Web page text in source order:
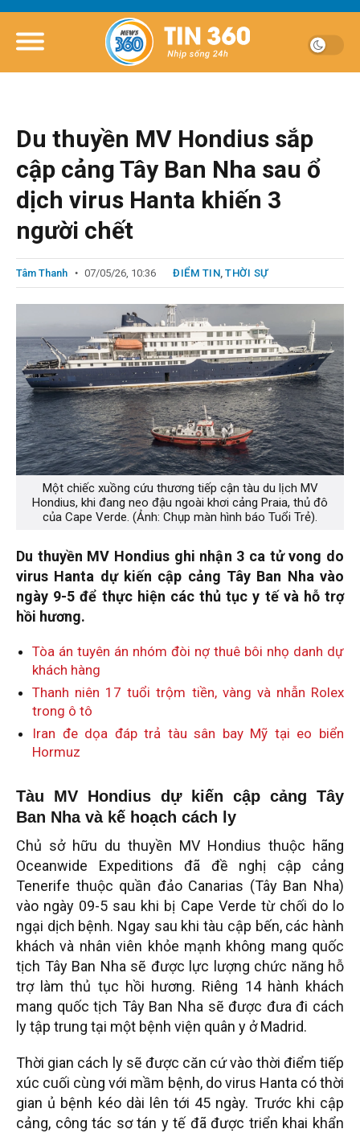
Du thuyền MV Hondius sắp
cập cảng Tây Ban Nha sau ổ
dịch virus Hanta khiến 3
người chết
Tâm Thanh 07/05/26, 10:36 ĐIỂM TIN, THỜI SỰ
Một chiếc xuồng cứu thương tiếp cận tàu du lịch MV
Hondius, khi đang neo đậu ngoài khơi cảng Praia, thủ đô
của Cape Verde. (Ảnh: Chụp màn hình báo Tuổi Trẻ).
Du thuyền MV Hondius ghi nhận 3 ca tử vong do
virus Hanta dự kiến cập cảng Tây Ban Nha vào
ngày 9-5 để thực hiện các thủ tục y tế và hỗ trợ
hồi hương.
Tòa án tuyên án nhóm đòi nợ thuê bôi nhọ danh dự
khách hàng
Thanh niên 17 tuổi trộm tiền, vàng và nhẫn Rolex
trong ô tô
Iran đe dọa đáp trả tàu sân bay Mỹ tại eo biển
Hormuz
Tàu MV Hondius dự kiến cập cảng Tây
Ban Nha và kế hoạch cách ly
Chủ sở hữu du thuyền MV Hondius thuộc hãng
Oceanwide Expeditions đã đề nghị cập cảng
Tenerife thuộc quần đảo Canarias (Tây Ban Nha)
vào ngày 09-5 sau khi bị Cape Verde từ chối do lo
ngại dịch bệnh. Ngay sau khi tàu cập bến, các hành
khách và nhân viên khỏe mạnh không mang quốc
tịch Tây Ban Nha sẽ được lực lượng chức năng hỗ
trợ làm thủ tục hồi hương. Riêng 14 hành khách
mang quốc tịch Tây Ban Nha sẽ được đưa đi cách
ly tập trung tại một bệnh viện quân y ở Madrid.
Thời gian cách ly sẽ được căn cứ vào thời điểm tiếp
xúc cuối cùng với mầm bệnh, do virus Hanta có thời
gian ủ bệnh kéo dài lên tới 45 ngày. Trước khi cập
cảng, công tác sơ tán y tế đã được triển khai khẩn